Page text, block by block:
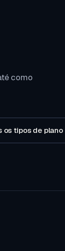
como
os tipos de